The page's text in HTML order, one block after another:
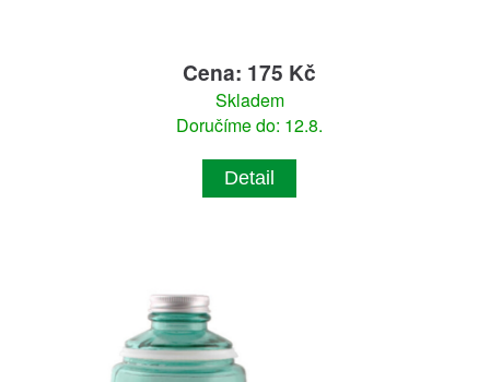
Cena: 175 Kč
Skladem
Doručíme do: 12.8.
Detail